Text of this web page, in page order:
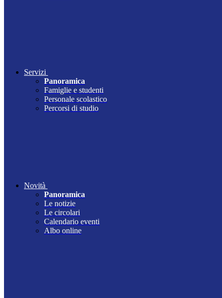
Servizi
Panoramica
Famiglie e studenti
Personale scolastico
Percorsi di studio
Novità
Panoramica
Le notizie
Le circolari
Calendario eventi
Albo online